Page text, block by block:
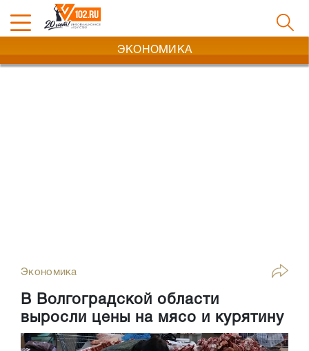
ЭКОНОМИКА
Экономика
В Волгоградской области
выросли цены на мясо и курятину